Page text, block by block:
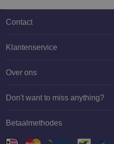
Contact
020 659 3444
Klantenservice
Over ons
Don't want to miss anything?
Betaalmethodes